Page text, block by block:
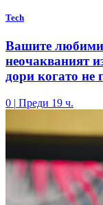
Tech
Вашите
неочакваният
дори когато не
0 | Преди 19 ч.